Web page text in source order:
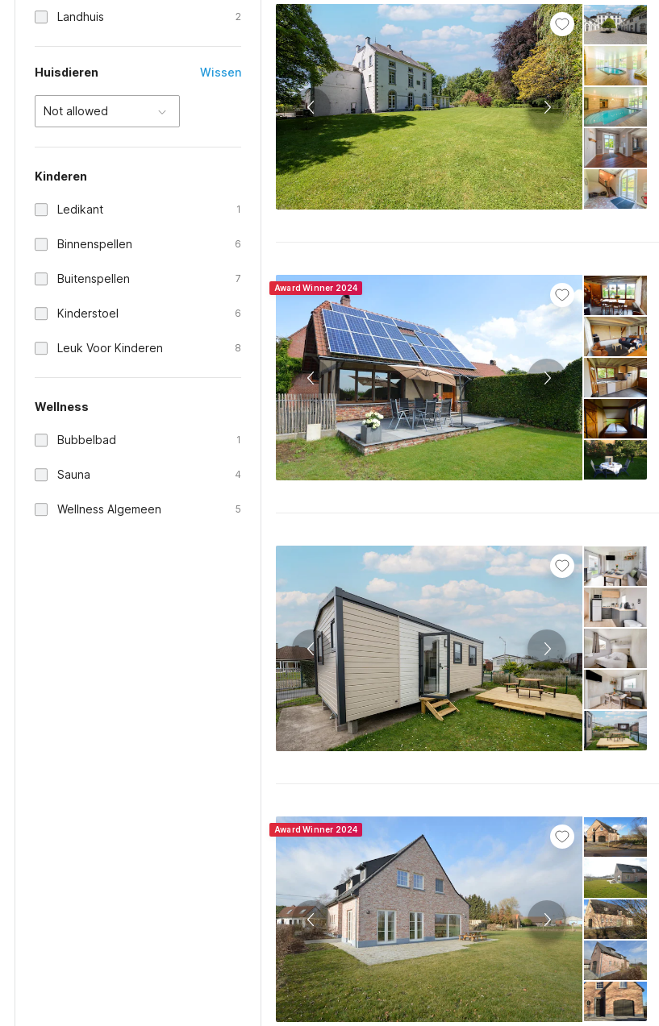
Landhuis 2
Huisdieren Wissen
Not allowed
Kinderen
Ledikant 1
Binnenspellen 6
Buitenspellen 7
Kinderstoel 6
Leuk Voor Kinderen 8
Wellness
Bubbelbad 1
Sauna 4
Wellness Algemeen 5
Award Winner 2024
Award Winner 2024